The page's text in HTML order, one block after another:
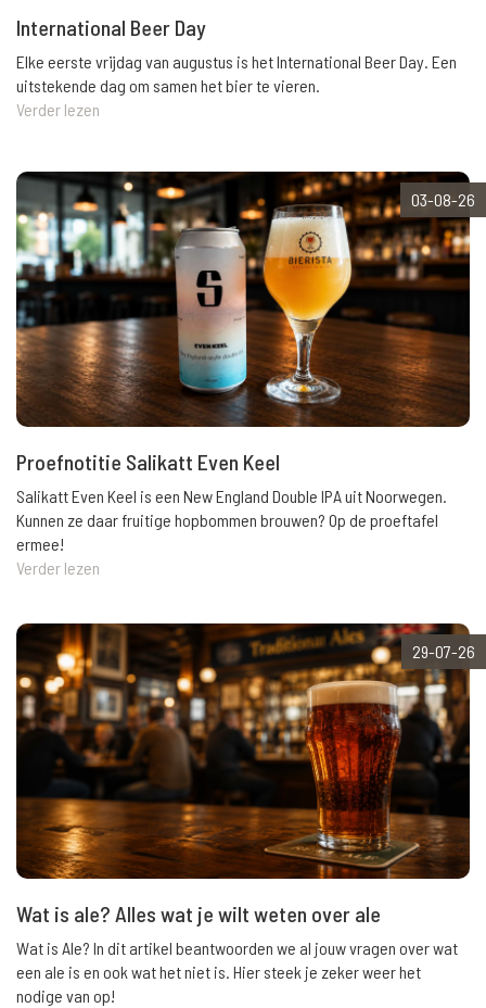
International Beer Day
Elke eerste vrijdag van augustus is het International Beer Day. Een
uitstekende dag om samen het bier te vieren.
Verder lezen
03-08-26
Proefnotitie Salikatt Even Keel
Salikatt Even Keel is een New England Double IPA uit Noorwegen.
Kunnen ze daar fruitige hopbommen brouwen? Op de proeftafel
ermee!
Verder lezen
29-07-26
Wat is ale? Alles wat je wilt weten over ale
Wat is Ale? In dit artikel beantwoorden we al jouw vragen over wat
een ale is en ook wat het niet is. Hier steek je zeker weer het
nodige van op!